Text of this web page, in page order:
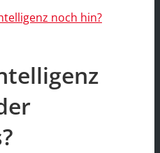
noch hin?